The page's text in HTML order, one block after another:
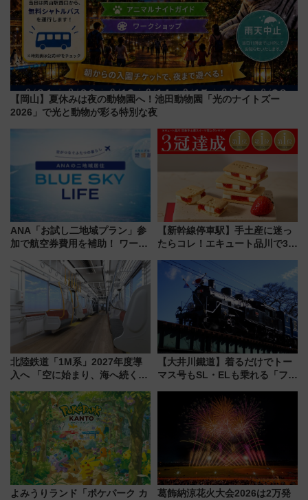
【岡山】夏休みは夜の動物園へ！池田動物園「光のナイトズー
2026」で光と動物が彩る特別な夜
ANA「お試し二地域プラン」参
加で航空券費用を補助！ ワーケ
治体は？ 2026年は対象のエリア
が拡大！
【新幹線停車駅】手土産に迷っ
たらコレ！エキュート品川で3年
産スイーツとは？
北陸鉄道「1M系」2027年度導
入へ 「空に始まり、海へ続く」
神秘的なデザイン
【大井川鐵道】着るだけでトー
マス号もSL・ELも乗れる「フリ
よみうりランド「ポケパーク カ
葛飾納涼花火大会2026は2万発